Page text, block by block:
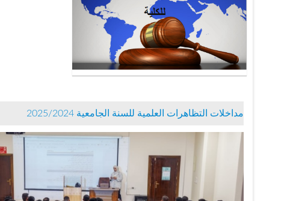
مداخلات التظاهرات العلمية للسنة الجامعية 2025/2024